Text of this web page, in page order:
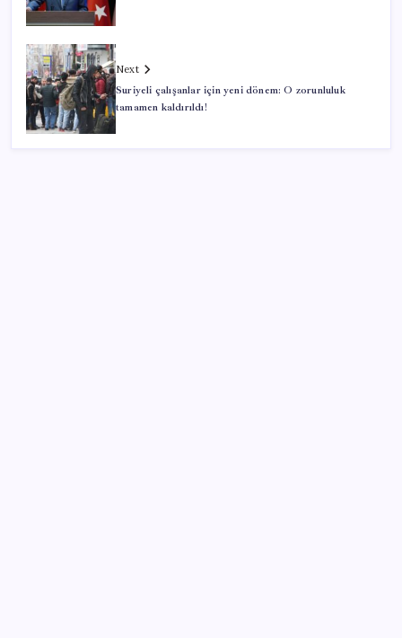
Next
Suriyeli çalışanlar için yeni dönem: O zorunluluk
tamamen kaldırıldı!